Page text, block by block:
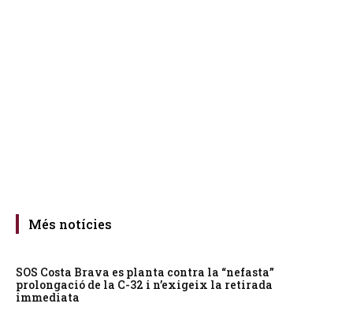
Més notícies
SOS Costa Brava es planta contra la “nefasta”
prolongació de la C-32 i n’exigeix la retirada
immediata